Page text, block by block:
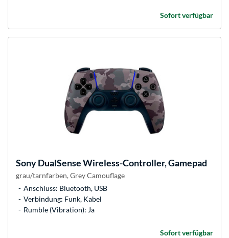
Sofort verfügbar
SonyDualSense Wireless-Controller, Gamepad
grau/tarnfarben, Grey Camouflage
Anschluss: Bluetooth, USB
Verbindung: Funk, Kabel
Rumble (Vibration): Ja
Sofort verfügbar